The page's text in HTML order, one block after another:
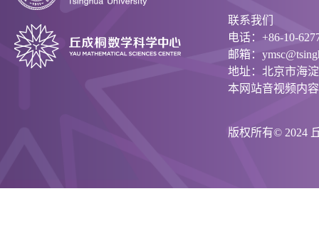
联系我们
电话：+86-10-
邮箱：
地址：北京市海
本网站音视频内
版权所有© 2024